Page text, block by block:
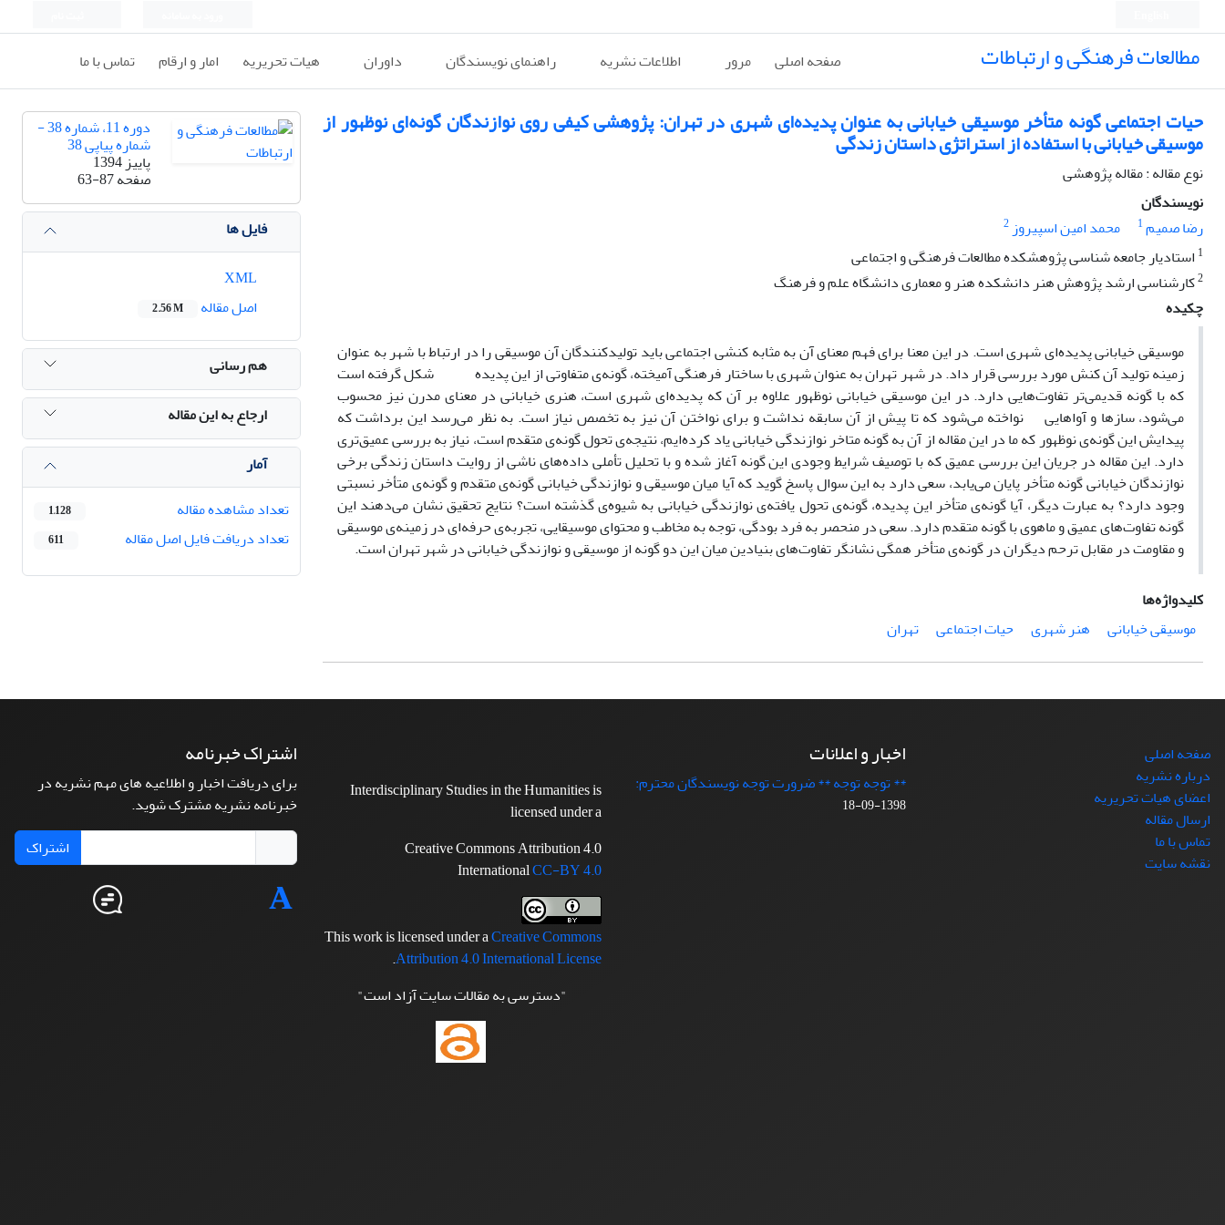
مطالعات فرهنگی و ارتباطات صفحه اصلی مرور اطلاعات نشریه راهنمای نویسندگان داوران هیات تحریریه امار و ارقام تماس با ما
حیات اجتماعی گونه متأخر موسیقی خیابانی به عنوان پدیده‌ای شهری در تهران: پژوهشی کیفی روی نوازندگان گونه‌ای نوظهور از
موسیقی خیابانی با استفاده از استراتژی داستان زندگی
نوع مقاله : مقاله پژوهشی
نویسندگان
رضا صمیم1 محمد امین اسپیروز2
1 استادیار جامعه شناسی پژوهشکده مطالعات فرهنگی و اجتماعی
2کارشناسی ارشد پژوهش هنر دانشکده هنر و معماری دانشگاه علم و فرهنگ
چکیده
موسیقی خیابانی پدیده‌ای شهری است. در این معنا برای فهم معنای آن به مثابه کنشی اجتماعی باید تولیدکنندگان آن موسیقی را در ارتباط با شهر به عنوان
زمینه تولید آن کنش مورد بررسی قرار داد. در شهر تهران به عنوان شهری با ساختار فرهنگی آمیخته، گونه‌ی متفاوتی از این پدیده‌ شکل گرفته است
که با گونه قدیمی‌تر تفاوت‌هایی دارد. در این موسیقی خیابانی نوظهور علاوه بر آن که پدیده‌ای شهری است، هنری خیابانی در معنای مدرن نیز محسوب
می‌شود، سازها و آواهایی نواخته می‌شود که تا پیش از آن سابقه نداشت و برای نواختن آن نیز به تخصص نیاز است. به نظر می‌رسد این برداشت که
پیدایش این گونه‌ی نوظهور که ما در این مقاله از آن به گونه متاخر نوازندگی خیابانی یاد کرده‌ایم، نتیجه‌ی تحول گونه‌ی متقدم است، نیاز به بررسی‌ عمیق‌تری
دارد. این مقاله در جریان این بررسی عمیق که با توصیف شرایط وجودی این گونه آغاز شده و با تحلیل تأملی داده‌های ناشی از روایت داستان زندگی برخی
نوازندگان خیابانی گونه متأخر پایان می‌یابد، سعی دارد به این سوال پاسخ گوید که آیا میان موسیقی و نوازندگی خیابانی گونه‌ی متقدم و گونه‌ی متأخر نسبتی
وجود دارد؟ به عبارت دیگر، آیا گونه‌ی متأخر این پدیده، گونه‌ی تحول یافته‌ی نوازندگی خیابانی به شیوه‌ی گذشته است؟ نتایج تحقیق نشان می‌دهند این
گونه تفاوت‌های عمیق و ماهوی با گونه متقدم دارد. سعی در منحصر به فرد بودگی، توجه به مخاطب و محتوای موسیقایی، تجربه‌ی حرفه‌ای در زمینه‌ی موسیقی
و مقاومت در مقابل ترحم دیگران در گونه‌ی متأخر همگی نشانگر تفاوت‌های بنیادین میان این دو گونه از موسیقی و نوازندگی خیابانی در شهر تهران است.
کلیدواژه‌ها
موسیقی خیابانی
هنر شهری حیات اجتماعی تهران
دوره 11، شماره 38 -
شماره پیاپی 38
پاییز 1394
صفحه63-87
فایل ها
اصل مقاله
2.56 M
هم رسانی
ارجاع به این مقاله
آمار
تعداد مشاهده مقاله
1,128
تعداد دریافت فایل اصل مقاله 611
صفحه اصلی
درباره نشریه
اعضای هیات تحریریه
ارسال مقاله
تماس با ما
نقشه سایت
اخبار و اعلانات
** توجه توجه ** ضرورت توجه نویسندگان محترم:
1398-09-18
Interdisciplinary Studies in the Humanities is
licensed under a
Creative Commons Attribution 4.0
InternationalCC-BY 4.0
This work is licensed under aCreative Commons
Attribution 4.0 International License
.
"دسترسی به مقالات سایت آزاد است"
اشتراک خبرنامه
برای دریافت اخبار و اطلاعیه های مهم نشریه در
خبرنامه نشریه مشترک شوید.
اشتراک